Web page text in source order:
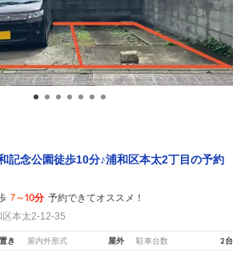
記念公園徒歩10分♪浦和区本太2丁目の予約
7～10分 予約できてオススメ！
本太2-12-35
き 屋内外形式 屋外 駐車台数 2台